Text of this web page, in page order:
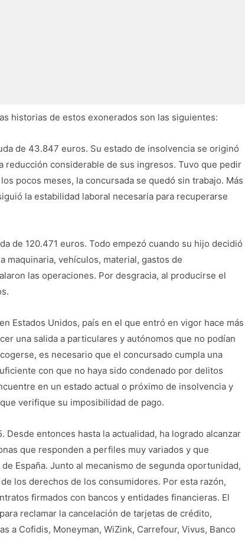
historias de estos exonerados son las siguientes:
de 43.847 euros. Su estado de insolvencia se originó
reducción considerable de sus ingresos. Tuvo que pedir
pocos meses, la concursada se quedó sin trabajo. Más
la estabilidad laboral necesaria para recuperarse
de 120.471 euros. Todo empezó cuando su hijo decidió
maquinaria, vehículos, material, gastos de
las operaciones. Por desgracia, al producirse el
Estados Unidos, país en el que entró en vigor hace más
una salida a particulares y autónomos que no podían
es necesario que el concursado cumpla una
con que no haya sido condenado por delitos
en un estado actual o próximo de insolvencia y
verifique su imposibilidad de pago.
entonces hasta la actualidad, ha logrado alcanzar
que responden a perfiles muy variados y que
España. Junto al mecanismo de segunda oportunidad,
los derechos de los consumidores. Por esta razón,
firmados con bancos y entidades financieras. El
reclamar la cancelación de tarjetas de crédito,
a Cofidis, Moneyman, WiZink, Carrefour, Vivus, Banco